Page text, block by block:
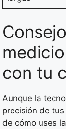
con tu
Aunque la
precisión de
de cómo uses